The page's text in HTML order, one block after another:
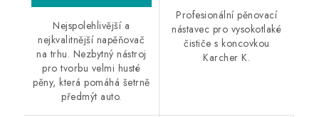
Nejspolehlivější a
nejkvalitnější napěňovač
na trhu. Nezbytný nástroj
pro tvorbu velmi husté
pěny, která pomáhá šetrně
předmýt auto.
Profesionální pěnovací
nástavec pro vysokotlaké
čističe s koncovkou
Karcher K.